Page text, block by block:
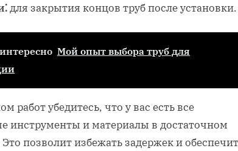
для закрытия концов труб после установки.
Мой опыт выбора труб для
работ убедитесь, что у вас есть все
инструменты и материалы в достаточном
позволит избежать задержек и обеспечит